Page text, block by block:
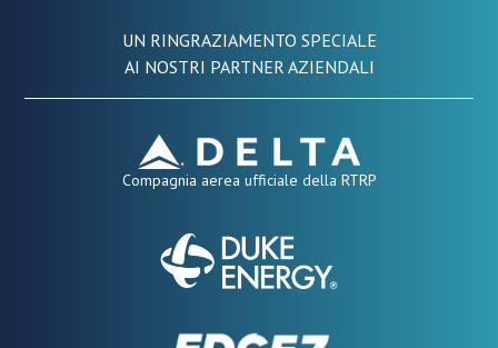
UN RINGRAZIAMENTO SPECIALE
AI NOSTRI PARTNER AZIENDALI
Compagnia aerea ufficiale della RTRP